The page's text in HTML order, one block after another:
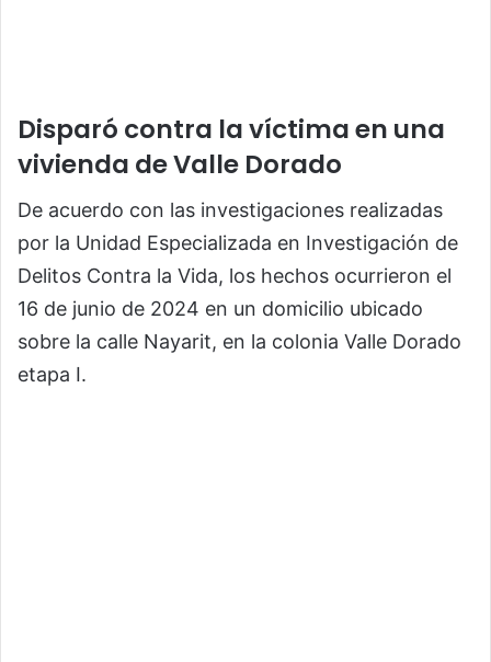
Disparó contra la víctima en una
vivienda de Valle Dorado
De acuerdo con las investigaciones realizadas
por la Unidad Especializada en Investigación de
Delitos Contra la Vida, los hechos ocurrieron el
16 de junio de 2024 en un domicilio ubicado
sobre la calle Nayarit, en la colonia Valle Dorado
etapa I.